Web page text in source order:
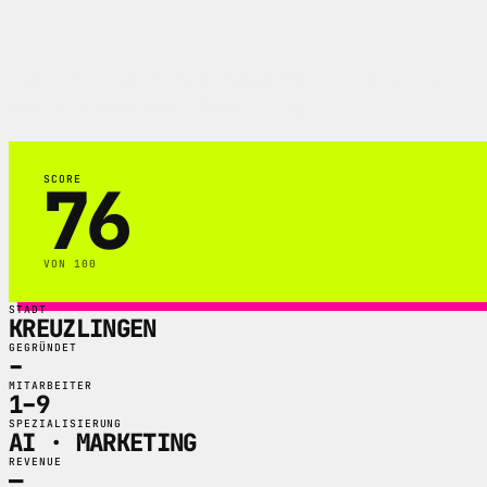
SCORE
76
VON 100
STADT
KREUZLINGEN
GEGRÜNDET
–
MITARBEITER
1–9
SPEZIALISIERUNG
AI · MARKETING
REVENUE
—